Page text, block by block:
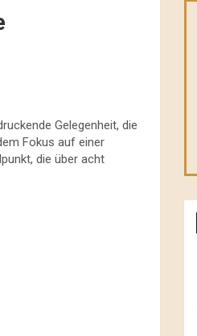
Gelegenheit, die
Fokus auf einer
die über acht